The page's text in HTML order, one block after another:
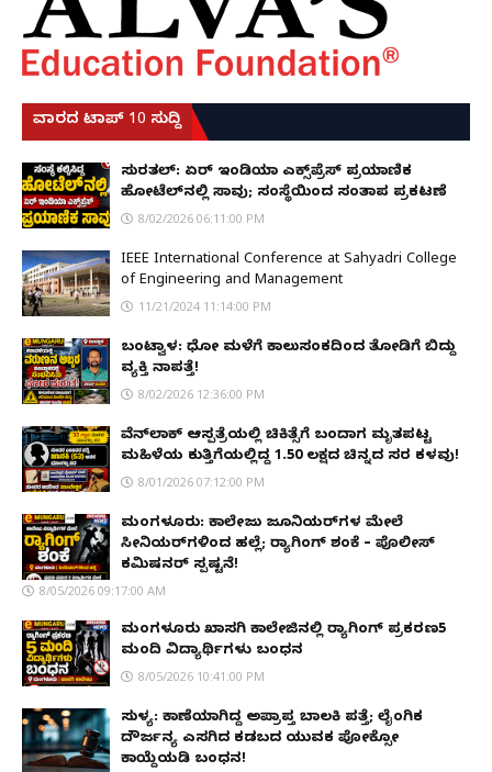
ವಾರದ ಟಾಪ್ 10 ಸುದ್ದಿ
ಸುರತ್ಕಲ್: ಏರ್ ಇಂಡಿಯಾ ಎಕ್ಸ್‌ಪ್ರೆಸ್ ಪ್ರಯಾಣಿಕ
ಹೋಟೆಲ್‌ನಲ್ಲಿ ಸಾವು; ಸಂಸ್ಥೆಯಿಂದ ಸಂತಾಪ ಪ್ರಕಟಣೆ
8/02/2026 06:11:00 PM
IEEE International Conference at Sahyadri College
of Engineering and Management
11/21/2024 11:14:00 PM
ಬಂಟ್ವಾಳ: ಧೋ ಮಳೆಗೆ ಕಾಲುಸಂಕದಿಂದ ತೋಡಿಗೆ ಬಿದ್ದು
ವ್ಯಕ್ತಿ ನಾಪತ್ತೆ!
8/02/2026 12:36:00 PM
ವೆನ್‌ಲಾಕ್ ಆಸ್ಪತ್ರೆಯಲ್ಲಿ ಚಿಕಿತ್ಸೆಗೆ ಬಂದಾಗ ಮೃತಪಟ್ಟ
ಮಹಿಳೆಯ ಕುತ್ತಿಗೆಯಲ್ಲಿದ್ದ ₹1.50 ಲಕ್ಷದ ಚಿನ್ನದ ಸರ ಕಳವು!
8/01/2026 07:12:00 PM
ಮಂಗಳೂರು: ಕಾಲೇಜು ಜೂನಿಯರ್‌ಗಳ ಮೇಲೆ
ಸೀನಿಯರ್‌ಗಳಿಂದ ಹಲ್ಲೆ; ರ‌್ಯಾಗಿಂಗ್ ಶಂಕೆ – ಪೊಲೀಸ್
ಕಮಿಷನರ್ ಸ್ಪಷ್ಟನೆ!
8/05/2026 09:17:00 AM
ಮಂಗಳೂರು ಖಾಸಗಿ ಕಾಲೇಜಿನಲ್ಲಿ ರ‌್ಯಾಗಿಂಗ್ ಪ್ರಕರಣ5
ಮಂದಿ ವಿದ್ಯಾರ್ಥಿಗಳು ಬಂಧನ
8/05/2026 10:41:00 PM
ಸುಳ್ಯ: ಕಾಣೆಯಾಗಿದ್ದ ಅಪ್ರಾಪ್ತ ಬಾಲಕಿ ಪತ್ತೆ; ಲೈಂಗಿಕ
ದೌರ್ಜನ್ಯ ಎಸಗಿದ ಕಡಬದ ಯುವಕ ಪೋಕ್ಸೋ
ಕಾಯ್ದೆಯಡಿ ಬಂಧನ!